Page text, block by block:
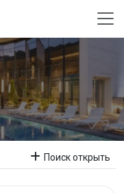
Поиск открыть